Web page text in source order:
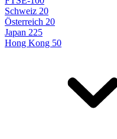
Schweiz 20
Österreich 20
Japan 225
Hong Kong 50